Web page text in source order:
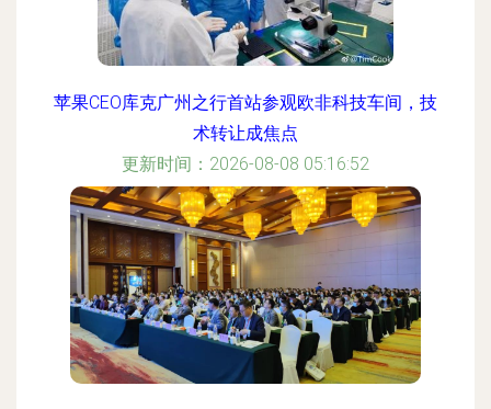
苹果CEO库克广州之行首站参观欧非科技车间，技
术转让成焦点
更新时间：2026-08-08 05:16:52